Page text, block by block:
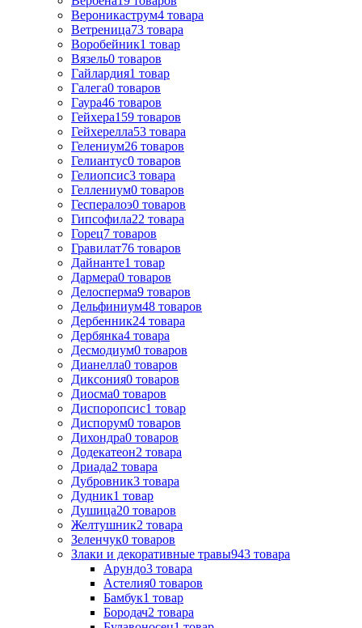
Вероникаструм4 товара
Ветреница73 товара
Воробейник1 товар
Вязель0 товаров
Гайлардия1 товар
Галега0 товаров
Гаура46 товаров
Гейхера159 товаров
Гейхерелла53 товара
Гелениум26 товаров
Гелиантус0 товаров
Гелиопсис3 товара
Геллениум0 товаров
Геспералоэ0 товаров
Гипсофила22 товара
Горец7 товаров
Гравилат76 товаров
Дайнанте1 товар
Дармера0 товаров
Делосперма9 товаров
Дельфиниум48 товаров
Дербенник24 товара
Дербянка4 товара
Десмодиум0 товаров
Дианелла0 товаров
Диксония0 товаров
Диосма0 товаров
Диспоропсис1 товар
Диспорум0 товаров
Дихондра0 товаров
Додекатеон2 товара
Дриада2 товара
Дубровник3 товара
Дудник1 товар
Душица20 товаров
Желтушник2 товара
Зеленчук0 товаров
Злаки и декоративные травы943 товара
Арундо3 товара
Астелия0 товаров
Бамбук1 товар
Бородач2 товара